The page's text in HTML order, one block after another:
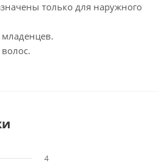
только для наружного
4